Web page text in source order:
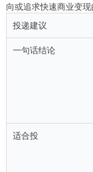
向或追求快速商业变现
投递建议
一句话结论
适合投